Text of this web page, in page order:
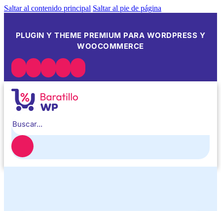
Saltar al contenido principal Saltar al pie de página
PLUGIN Y THEME PREMIUM PARA WORDPRESS Y
WOOCOMMERCE